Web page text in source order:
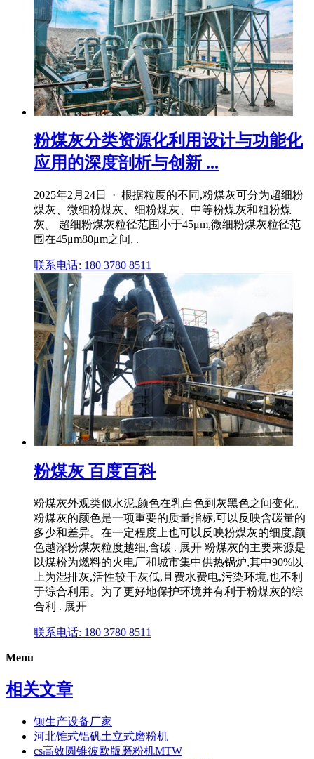
粉煤灰分类资源化利用设计与功能化
应用的深度剖析与创新 ...
2025年2月24日 · 根据粒度的不同,粉煤灰可分为超细粉
煤灰、微细粉煤灰、细粉煤灰、中等粉煤灰和粗粉煤
灰。 超细粉煤灰粒径范围小于45μm,微细粉煤灰粒径范
围在45μm80μm之间, .
联系电话: 180 3780 8511
粉煤灰 百度百科
粉煤灰外观类似水泥,颜色在乳白色到灰黑色之间变化。
粉煤灰的颜色是一项重要的质量指标,可以反映含碳量的
多少和差异。在一定程度上也可以反映粉煤灰的细度,颜
色越深粉煤灰粒度越细,含碳 . 展开 粉煤灰的主要来源是
以煤粉为燃料的火电厂和城市集中供热锅炉,其中90%以
上为湿排灰,活性较干灰低,且费水费电,污染环境,也不利
于综合利用。为了更好地保护环境并有利于粉煤灰的综
合利 . 展开
联系电话: 180 3780 8511
Menu
相关文章
钡生产设备厂家
河北锥式铝矾土立式磨粉机
cs高效圆锥彼欧版磨粉机MTW